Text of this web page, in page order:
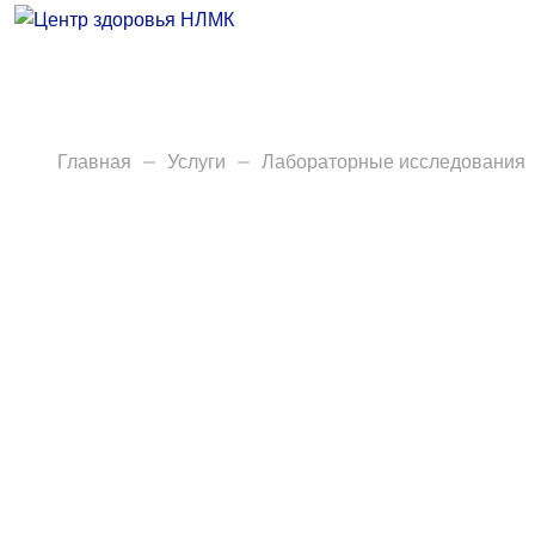
Анализы
Главная Услуги Лабораторные исследования